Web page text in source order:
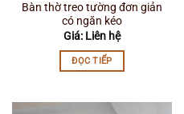
Bàn thờ treo tường đơn giản
có ngăn kéo
Giá: Liên hệ
ĐỌC TIẾP